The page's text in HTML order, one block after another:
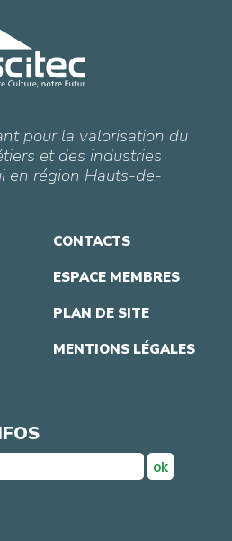
pour la valorisation du
et des industries
en région Hauts-de-
CONTACTS
ESPACE MEMBRES
PLAN DE SITE
MENTIONS LÉGALES